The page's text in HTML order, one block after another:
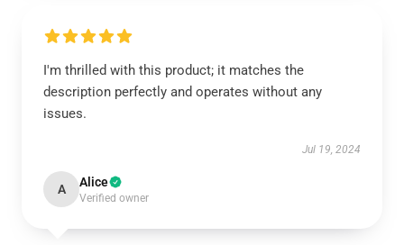
I'm thrilled with this product; it matches the
description perfectly and operates without any
issues.
Jul 19, 2024
A Alice
Verified owner